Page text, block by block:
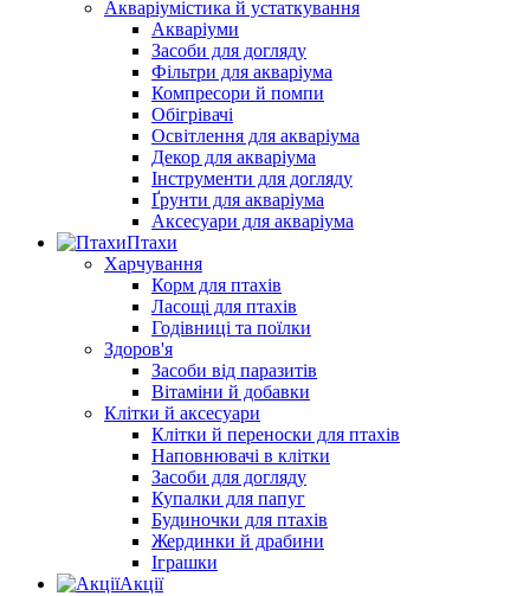
Акваріумістика й устаткування
Акваріуми
Засоби для догляду
Фільтри для акваріума
Компресори й помпи
Обігрівачі
Освітлення для акваріума
Декор для акваріума
Інструменти для догляду
Ґрунти для акваріума
Аксесуари для акваріума
Птахи
Харчування
Корм для птахів
Ласощі для птахів
Годівниці та поїлки
Здоров'я
Засоби від паразитів
Вітаміни й добавки
Клітки й аксесуари
Клітки й переноски для птахів
Наповнювачі в клітки
Засоби для догляду
Купалки для папуг
Будиночки для птахів
Жердинки й драбини
Іграшки
Акції